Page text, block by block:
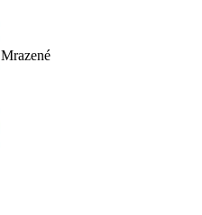
Mrazené